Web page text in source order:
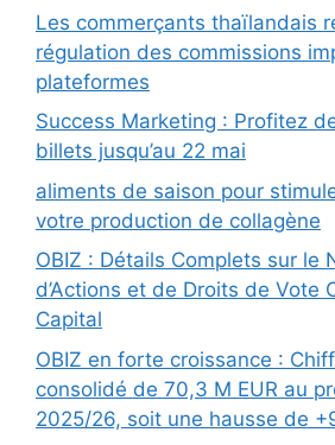
Les commerçants thaïlandais
régulation des commissions
plateformes
Success Marketing : Profitez
billets jusqu’au 22 mai
aliments de saison pour
votre production de collagène
OBIZ : Détails Complets sur le
d’Actions et de Droits de Vote
Capital
OBIZ en forte croissance :
consolidé de 70,3 M EUR au
2025/26, soit une hausse de